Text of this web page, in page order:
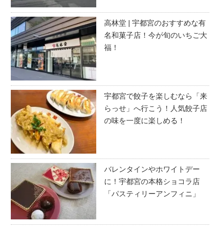
高林堂 | 宇都宮のおすすめな有
名和菓子店！今が旬のいちご大
福！
宇都宮で餃子を楽しむなら「来
らっせ」へ行こう！人気餃子店
の味を一度に楽しめる！
バレンタインやホワイトデー
に！宇都宮の本格ショコラ店
「パスティリーアンフィニ」